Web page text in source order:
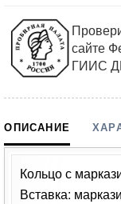
сайте
ГИИС
ОПИСАНИЕ
Кольцо с
Вставка: